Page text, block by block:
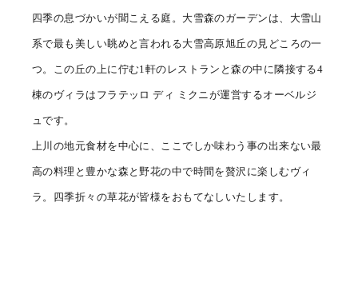
四季の息づかいが聞こえる庭。大雪森のガーデンは、大雪山
系で最も美しい眺めと言われる大雪高原旭丘の見どころの一
つ。この丘の上に佇む1軒のレストランと森の中に隣接する4
棟のヴィラはフラテッロ ディ ミクニが運営するオーベルジ
ュです。
上川の地元食材を中心に、ここでしか味わう事の出来ない最
高の料理と豊かな森と野花の中で時間を贅沢に楽しむヴィ
ラ。四季折々の草花が皆様をおもてなしいたします。